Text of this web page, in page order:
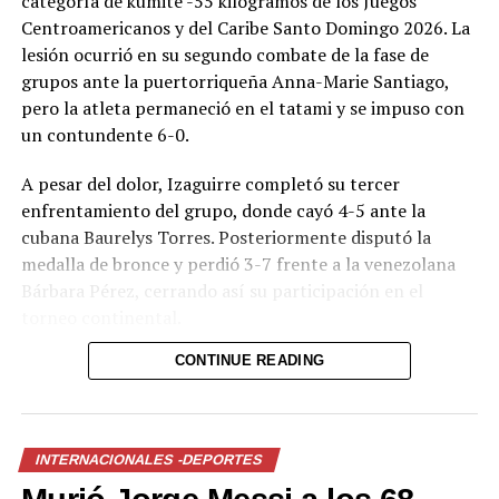
Centroamericanos y del Caribe Santo Domingo 2026. La
lesión ocurrió en su segundo combate de la fase de
grupos ante la puertorriqueña Anna-Marie Santiago,
pero la atleta permaneció en el tatami y se impuso con
un contundente 6-0.
A pesar del dolor, Izaguirre completó su tercer
enfrentamiento del grupo, donde cayó 4-5 ante la
cubana Baurelys Torres. Posteriormente disputó la
medalla de bronce y perdió 3-7 frente a la venezolana
Bárbara Pérez, cerrando así su participación en el
Al finalizar la jornada, la karateca confirmó el
fractura en el pie derecho en mi segunda pelea, y a pesar
de eso seguí peleando… traté de no quejarme y lo di
todo, pero no fue suficiente… volveré más fuerte”,
CONTINUE READING
INTERNACIONALES -DEPORTES